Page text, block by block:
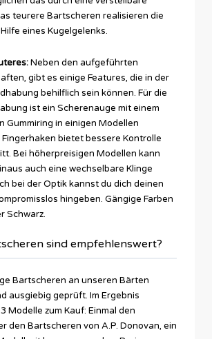
teurere Bartscheren realisieren die
eines Kugelgelenks.
Neben den aufgeführten
gibt es einige Features, die in der
behilflich sein können. Für die
ist ein Scherenauge mit einem
Gummiring in einigen Modellen
bietet bessere Kontrolle
Bei höherpreisigen Modellen kann
auch eine wechselbare Klinge
bei der Optik kannst du dich deinen
hingeben. Gängige Farben
Schwarz.
sind empfehlenswert?
Bartscheren an unseren Bärten
ausgiebig geprüft. Im Ergebnis
Modelle zum Kauf: Einmal den
den Bartscheren von A.P. Donovan, ein